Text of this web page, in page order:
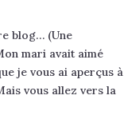
blog… (Une
mari avait aimé
je vous ai aperçus à
vous allez vers la